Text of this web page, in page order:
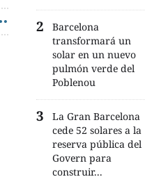
Barcelona
transformará un
solar en un nuevo
pulmón verde del
Poblenou
La Gran Barcelona
cede 52 solares a la
reserva pública del
Govern para
construir...